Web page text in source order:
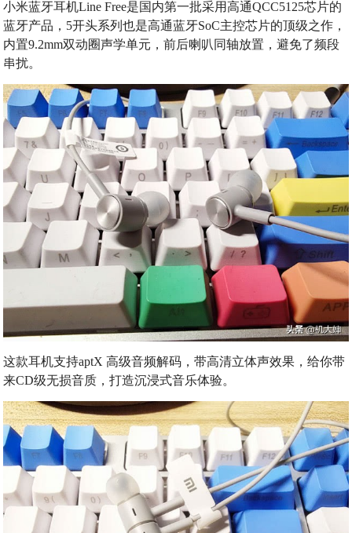
小米蓝牙耳机Line Free是国内第一批采用高通QCC5125芯片的
蓝牙产品，5开头系列也是高通蓝牙SoC主控芯片的顶级之作，
内置9.2mm双动圈声学单元，前后喇叭同轴放置，避免了频段
串扰。
这款耳机支持aptX 高级音频解码，带高清立体声效果，给你带
来CD级无损音质，打造沉浸式音乐体验。